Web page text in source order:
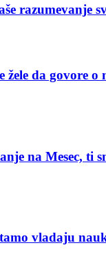
da govore
na Mesec,
vladaju